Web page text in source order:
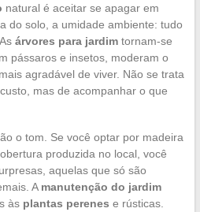
natural é aceitar se apagar em
do solo, a umidade ambiente: tudo
árvores para jardimtornam-se
pássaros e insetos, moderam o
agradável de viver. Não se trata
mas de acompanhar o que
o tom. Se você optar por madeira
produzida no local, você
aquelas que só são
A manutenção do jardim
às plantas perenes e rústicas.